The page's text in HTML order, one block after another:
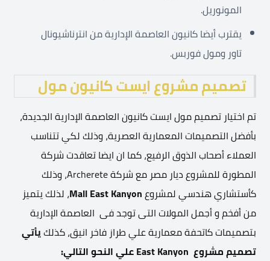
المونوريل.
يقترب أيضا كانيون العاصمة الإدارية من انترناشيونال
تاور ومول فوربس.
تصميم مشروع ايست كانيون مول
تم اختيار تصميم مول ايست كانيون العاصمة الإدارية الجديدة،
بأفضل التصميمات المعمارية العصرية، وذلك لكي تتناسب
العملاء أصحاب الذوق الرفيع، كما ان ايضا تعاقدت شركة
المطورة للمشروع ديار مصر مع شركة Archerete، وذلك
كأستشاري هندسي لمشروعMall East Kanyon، لذلك يتميز
من أفخم و أجمل المولات التى توجد فى العاصمة الإدارية
بتصميمات كاتحفة معمارية علي طراز فاخر انيق، كذلكيأتي
تصميم مشروع
علي النحو التالي: